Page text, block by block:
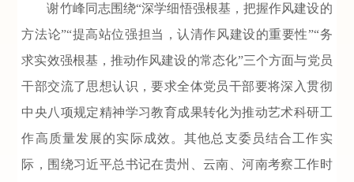
谢竹峰同志围绕“深学细悟强根基，把握作风建设的
方法论”“提高站位强担当，认清作风建设的重要性”“务
求实效强根基，推动作风建设的常态化”三个方面与党员
干部交流了思想认识，要求全体党员干部要将深入贯彻
中央八项规定精神学习教育成果转化为推动艺术科研工
作高质量发展的实际成效。其他总支委员结合工作实
际，围绕习近平总书记在贵州、云南、河南考察工作时